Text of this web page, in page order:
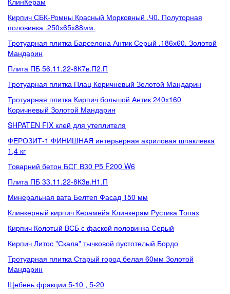
Кирпич СБК-Ромны Красный Морковный .Ч0. Полуторная
половинка .250х65х88мм.
Тротуарная плитка Барселона Антик Серый .186х60. Золотой
Мандарин
Плита ПБ 56.11.22-8К7в.П2.П
Тротуарная плитка Плац Коричневый Золотой Мандарин
Тротуарная плитка Кирпич большой Антик 240х160
Коричневый Золотой Мандарин
SHPATEN FIX клей для утеплителя
ФЕРОЗИТ-1 ФИНИШНАЯ интерьерная акриловая шпаклевка
1,4 кг
Товарний бетон БСГ В30 Р5 F200 W6
Плита ПБ 33.11.22-8К3в.Н1.П
Минеральная вата Белтеп Фасад 150 мм
Клинкерный кирпич Керамейя Клинкерам Рустика Топаз
Кирпич Колотый ВСБ с фаской половинка Серый
Кирпич Литос "Скала" тычковой пустотелый Бордо
Тротуарная плитка Старый город белая 60мм Золотой
Мандарин
Щебень фракции 5-10 , 5-20